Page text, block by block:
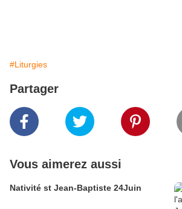
#Liturgies
Partager
Vous aimerez aussi
Nativité st Jean-Baptiste 24Juin